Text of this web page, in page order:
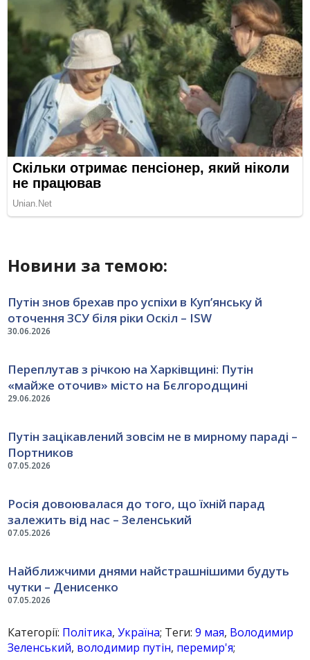
Новини за темою:
30.06.2026
Путін знов брехав про успіхи в Куп’янську й
оточення ЗСУ біля ріки Оскіл – ISW
29.06.2026
Переплутав з річкою на Харківщині: Путін
«майже оточив» місто на Бєлгородщині
07.05.2026
Путін зацікавлений зовсім не в мирному параді –
Портников
07.05.2026
Росія довоювалася до того, що їхній парад
залежить від нас – Зеленський
07.05.2026
Найближчими днями найстрашнішими будуть
чутки – Денисенко
Категорії: Політика,Україна; Теги:9 мая, Володимир
Зеленський, володимир путін, перемир'я;